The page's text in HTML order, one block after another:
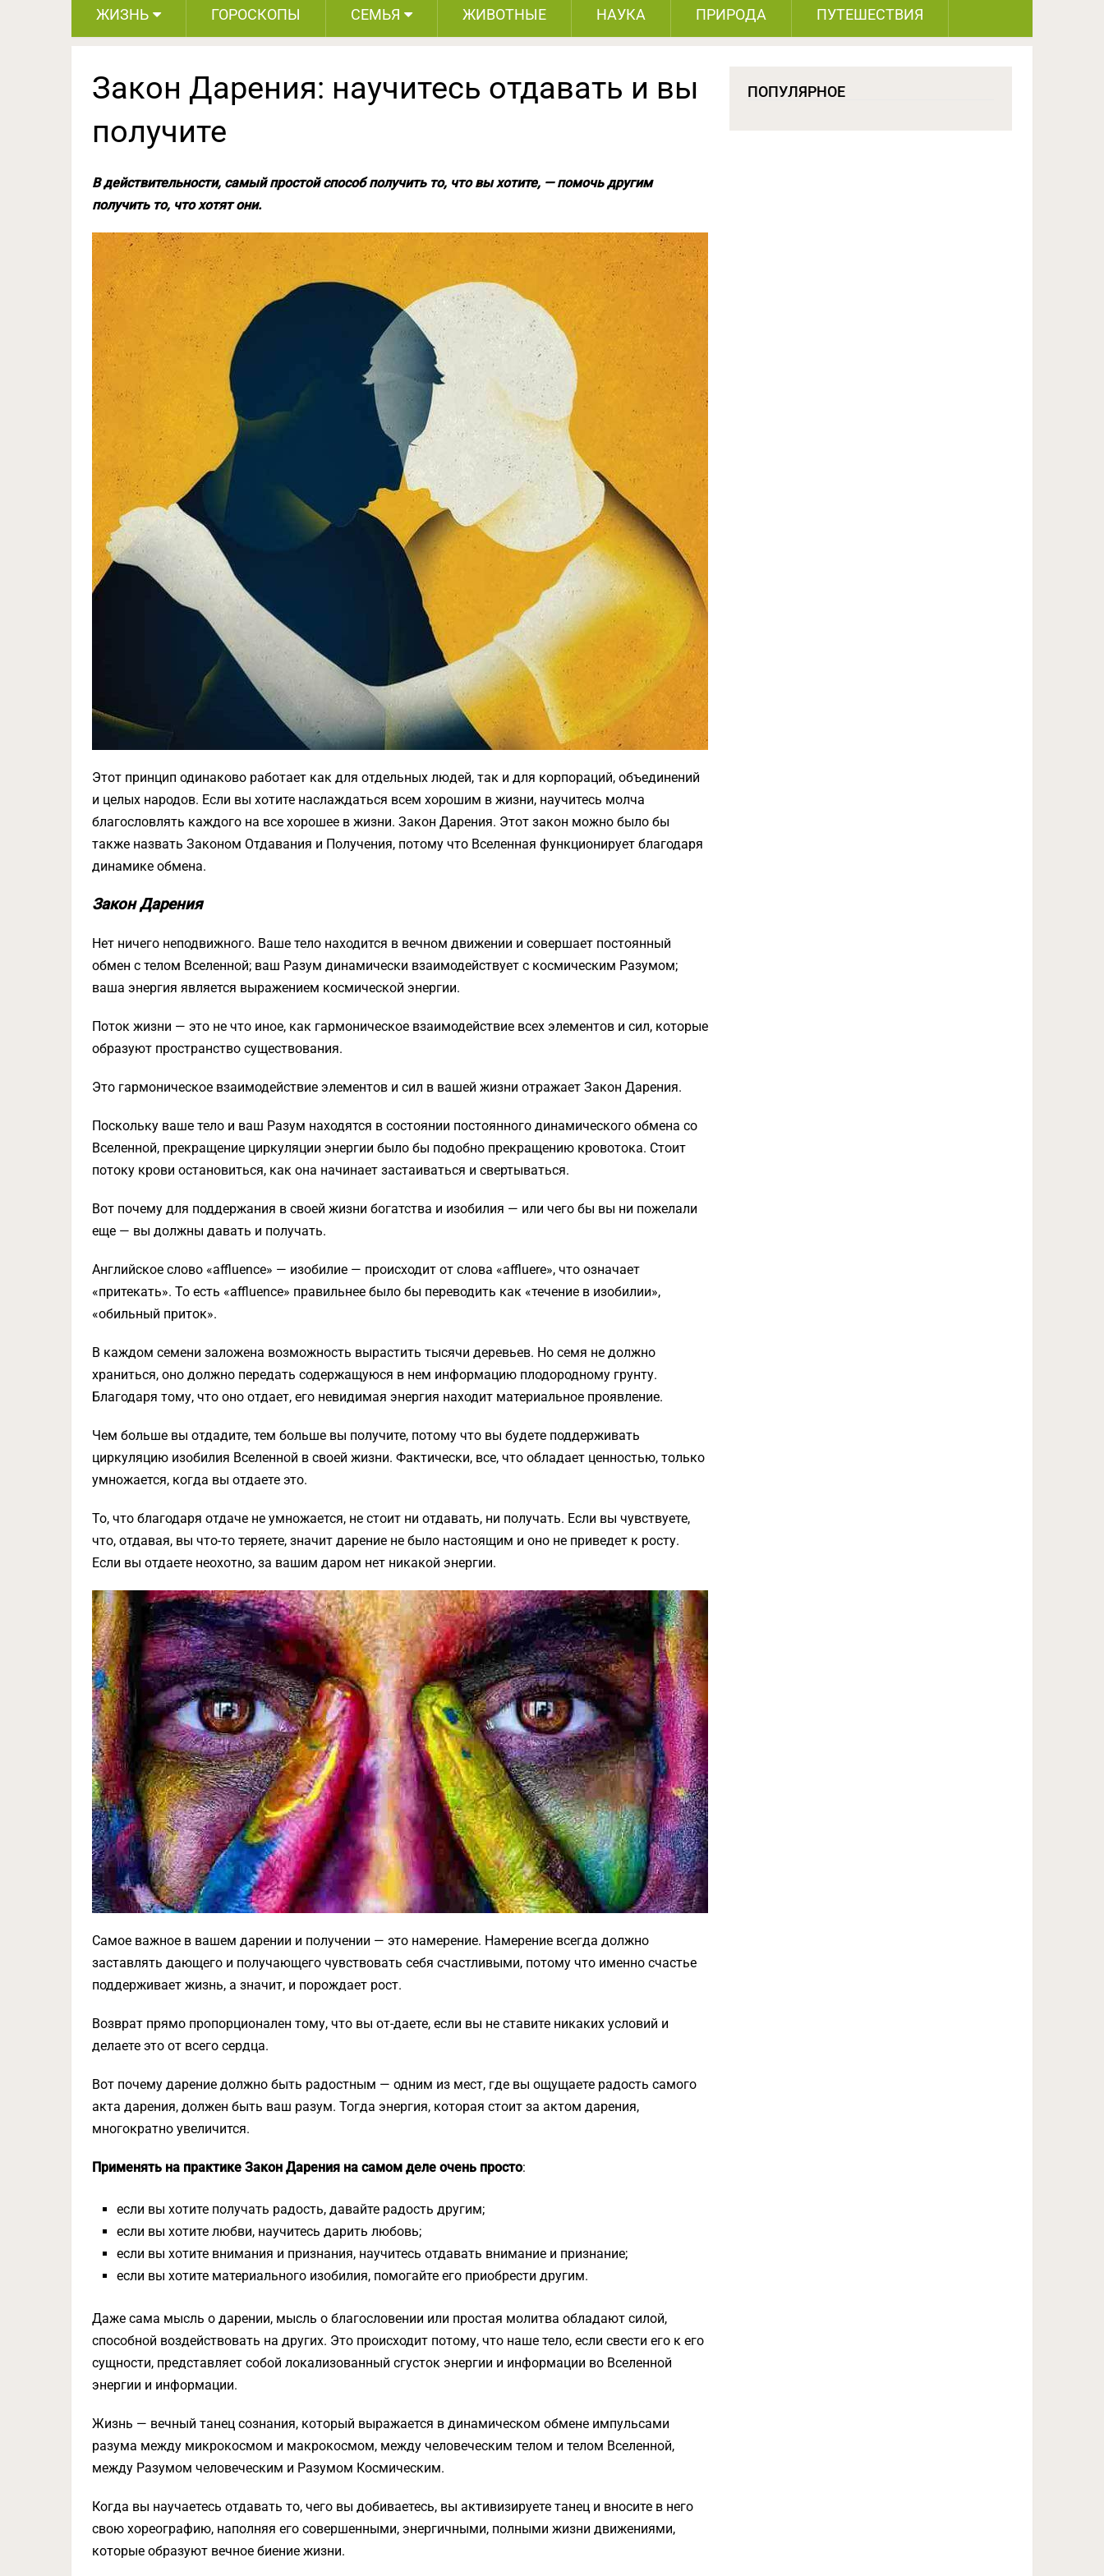
ЖИЗНЬ ГОРОСКОПЫ СЕМЬЯ ЖИВОТНЫЕ НАУКА ПРИРОДА ПУТЕШЕСТВИЯ
Закон Дарения: научитесь отдавать и вы
получите
В действительности, самый простой способ получить то, что вы хотите, — помочь другим
получить то, что хотят они.
Этот принцип одинаково работает как для отдельных людей, так и для корпораций, объединений
и целых народов. Если вы хотите наслаждаться всем хорошим в жизни, научитесь молча
благословлять каждого на все хорошее в жизни. Закон Дарения. Этот закон можно было бы
также назвать Законом Отдавания и Получения, потому что Вселенная функционирует благодаря
динамике обмена.
Закон Дарения
Нет ничего неподвижного. Ваше тело находится в вечном движении и совершает постоянный
обмен с телом Вселенной; ваш Разум динамически взаимодействует с космическим Разумом;
ваша энергия является выражением космической энергии.
Поток жизни — это не что иное, как гармоническое взаимодействие всех элементов и сил, которые
образуют пространство существования.
Это гармоническое взаимодействие элементов и сил в вашей жизни отражает Закон Дарения.
Поскольку ваше тело и ваш Разум находятся в состоянии постоянного динамического обмена со
Вселенной, прекращение циркуляции энергии было бы подобно прекращению кровотока. Стоит
потоку крови остановиться, как она начинает застаиваться и свертываться.
Вот почему для поддержания в своей жизни богатства и изобилия — или чего бы вы ни пожелали
еще — вы должны давать и получать.
Английское слово «affluence» — изобилие — происходит от слова «affluere», что означает
«притекать». То есть «affluence» правильнее было бы переводить как «течение в изобилии»,
«обильный приток».
В каждом семени заложена возможность вырастить тысячи деревьев. Но семя не должно
храниться, оно должно передать содержащуюся в нем информацию плодородному грунту.
Благодаря тому, что оно отдает, его невидимая энергия находит материальное проявление.
Чем больше вы отдадите, тем больше вы получите, потому что вы будете поддерживать
циркуляцию изобилия Вселенной в своей жизни. Фактически, все, что обладает ценностью, только
умножается, когда вы отдаете это.
То, что благодаря отдаче не умножается, не стоит ни отдавать, ни получать. Если вы чувствуете,
что, отдавая, вы что-то теряете, значит дарение не было настоящим и оно не приведет к росту.
Если вы отдаете неохотно, за вашим даром нет никакой энергии.
Самое важное в вашем дарении и получении — это намерение. Намерение всегда должно
заставлять дающего и получающего чувствовать себя счастливыми, потому что именно счастье
поддерживает жизнь, а значит, и порождает рост.
Возврат прямо пропорционален тому, что вы от-даете, если вы не ставите никаких условий и
делаете это от всего сердца.
Вот почему дарение должно быть радостным — одним из мест, где вы ощущаете радость самого
акта дарения, должен быть ваш разум. Тогда энергия, которая стоит за актом дарения,
многократно увеличится.
Применять на практике Закон Дарения на самом деле очень просто:
если вы хотите получать радость, давайте радость другим;
если вы хотите любви, научитесь дарить любовь;
если вы хотите внимания и признания, научитесь отдавать внимание и признание;
если вы хотите материального изобилия, помогайте его приобрести другим.
Даже сама мысль о дарении, мысль о благословении или простая молитва обладают силой,
способной воздействовать на других. Это происходит потому, что наше тело, если свести его к его
сущности, представляет собой локализованный сгусток энергии и информации во Вселенной
энергии и информации.
Жизнь — вечный танец сознания, который выражается в динамическом обмене импульсами
разума между микрокосмом и макрокосмом, между человеческим телом и телом Вселенной,
между Разумом человеческим и Разумом Космическим.
Когда вы научаетесь отдавать то, чего вы добиваетесь, вы активизируете танец и вносите в него
свою хореографию, наполняя его совершенными, энергичными, полными жизни движениями,
которые образуют вечное биение жизни.
ПОПУЛЯРНОЕ